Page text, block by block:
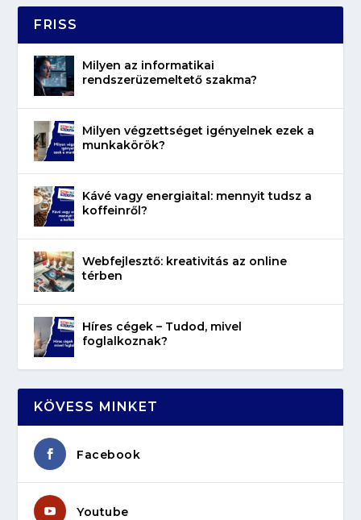
FRISS
Milyen az informatikai
rendszerüzemeltető szakma?
Milyen végzettséget igényelnek ezek a
munkakörök?
Kávé vagy energiaital: mennyit tudsz a
koffeinről?
Webfejlesztő: kreativitás az online
térben
Híres cégek – Tudod, mivel
foglalkoznak?
KÖVESS MINKET
Facebook
Youtube